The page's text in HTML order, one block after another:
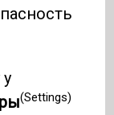
(Settings)